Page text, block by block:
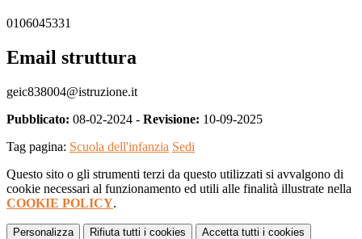
0106045331
Email struttura
geic838004@istruzione.it
Pubblicato: 08-02-2024 - Revisione: 10-09-2025
Tag pagina: Scuola dell'infanzia Sedi
Questo sito o gli strumenti terzi da questo utilizzati si avvalgono di
cookie necessari al funzionamento ed utili alle finalità illustrate nella
COOKIE POLICY.
Personalizza Rifiuta tutti i cookies Accetta tutti i cookies